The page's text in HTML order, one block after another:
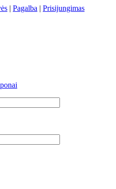
| Pagalba | Prisijungimas